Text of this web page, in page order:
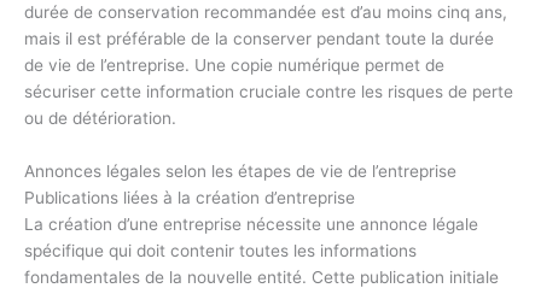
durée de conservation recommandée est d’au moins cinq ans,
mais il est préférable de la conserver pendant toute la durée
de vie de l’entreprise. Une copie numérique permet de
sécuriser cette information cruciale contre les risques de perte
ou de détérioration.
Annonces légales selon les étapes de vie de l’entreprise
Publications liées à la création d’entreprise
La création d’une entreprise nécessite une annonce légale
spécifique qui doit contenir toutes les informations
fondamentales de la nouvelle entité. Cette publication initiale